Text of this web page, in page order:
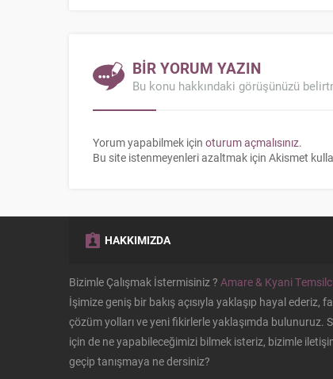
BİR YORUM YAZIN
Bu konu hakkındaki görüşünüzü
Yorum yapabilmek için oturum açmalısınız.
Bu site istenmeyenleri azaltmak için Akismet
HAKKIMIZDA
Bizimle Çalışmak İstermisiniz ? Amare & Kyani
İşimize geniş bir bakış açısıyla yaklaşıp hayal ederiz,
çözüm yolları ve yeni fikirlerle yaklaşımda bulunuruz.
için de ne yapabileceğimizi bilmek isteriz, bizimle
geçip tanışmaya ne dersiniz?